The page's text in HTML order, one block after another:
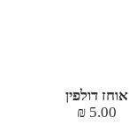
אוחז דולפין
5.00
₪